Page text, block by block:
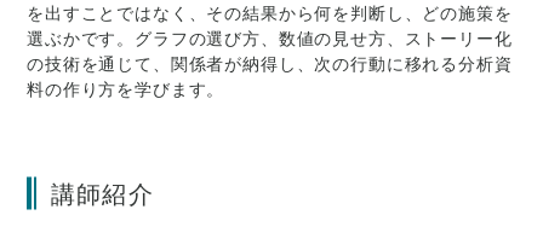
を出すことではなく、その結果から何を判断し、どの施策を
選ぶかです。グラフの選び方、数値の見せ方、ストーリー化
の技術を通じて、関係者が納得し、次の行動に移れる分析資
料の作り方を学びます。
講師紹介